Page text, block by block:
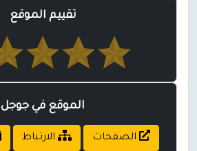
تقييم الموقع
الموقع في جوجل
الصفحات الارتباط